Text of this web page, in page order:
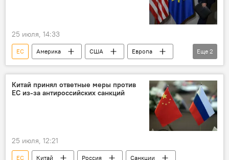
25 июля, 14:33
ЕС Америка США
Европа
Топливо
Газ
Еще 2
Китай принял ответные меры против
ЕС из-за антироссийских санкций
25 июля, 12:21
ЕС Китай Россия Санкции